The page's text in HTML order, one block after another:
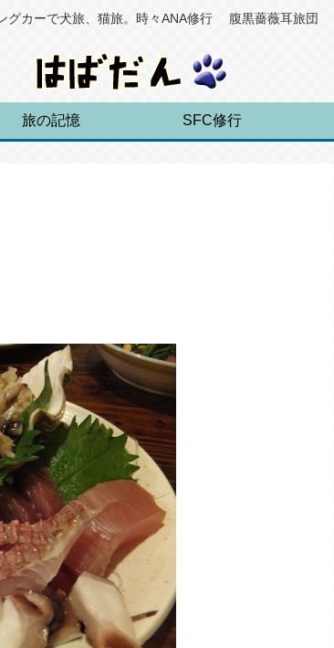
グカーで犬旅、猫旅。時々ANA修行 腹黒薔薇耳旅団
旅の記憶 SFC修行